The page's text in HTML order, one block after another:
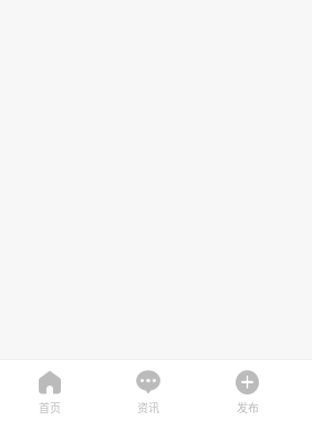
首页 资讯 发布